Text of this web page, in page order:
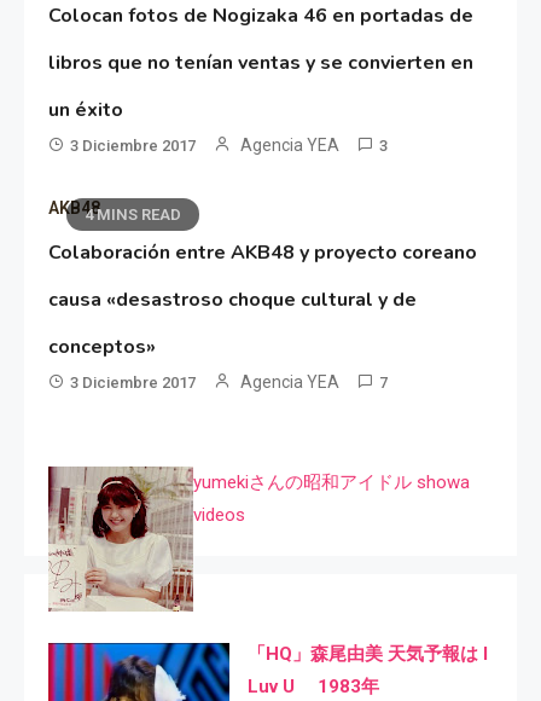
Colocan fotos de Nogizaka 46 en portadas de
libros que no tenían ventas y se convierten en
un éxito
3 Diciembre 2017 Agencia YEA 3
4 MINS READ
AKB48
Colaboración entre AKB48 y proyecto coreano
causa «desastroso choque cultural y de
conceptos»
3 Diciembre 2017 Agencia YEA 7
yumekiさんの昭和アイドル showa
videos
「HQ」森尾由美 天気予報は I
Luv U 1983年